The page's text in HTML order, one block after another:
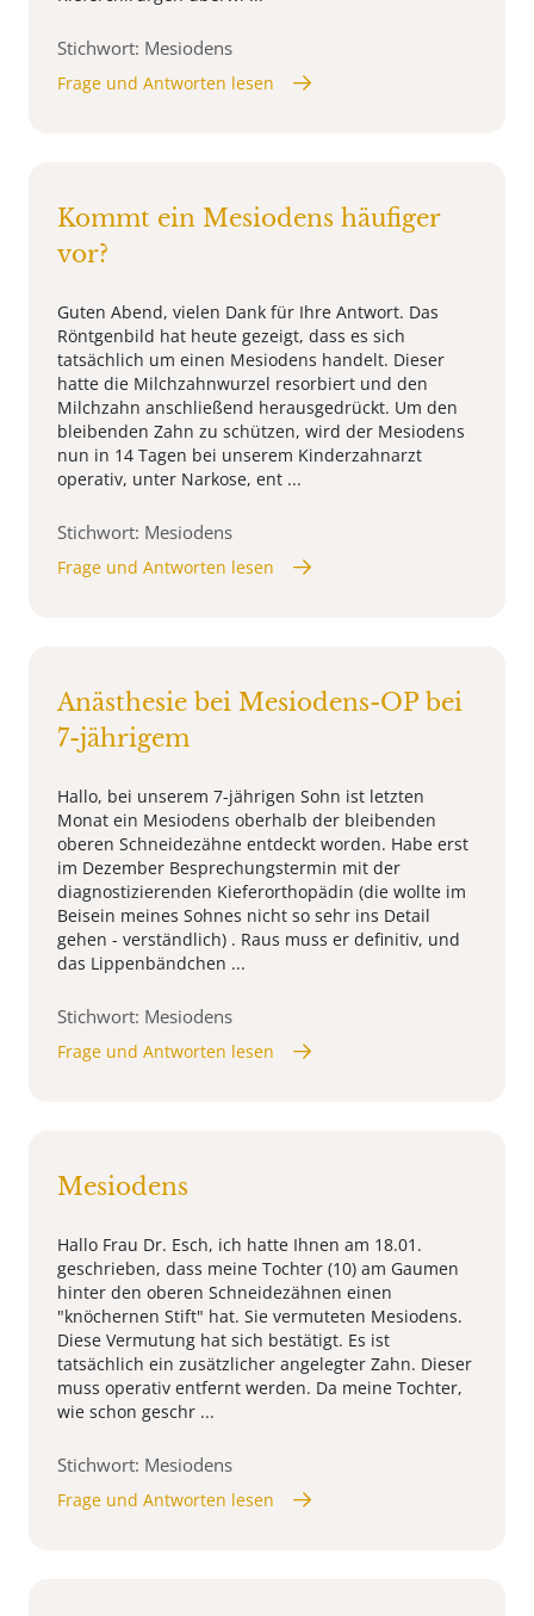
Stichwort: Mesiodens
Frage und Antworten lesen
Kommt ein Mesiodens häufiger
vor?
Guten Abend, vielen Dank für Ihre Antwort. Das
Röntgenbild hat heute gezeigt, dass es sich
tatsächlich um einen Mesiodens handelt. Dieser
hatte die Milchzahnwurzel resorbiert und den
Milchzahn anschließend herausgedrückt. Um den
bleibenden Zahn zu schützen, wird der Mesiodens
nun in 14 Tagen bei unserem Kinderzahnarzt
operativ, unter Narkose, ent ...
Stichwort: Mesiodens
Frage und Antworten lesen
Anästhesie bei Mesiodens-OP bei
7-jährigem
Hallo, bei unserem 7-jährigen Sohn ist letzten
Monat ein Mesiodens oberhalb der bleibenden
oberen Schneidezähne entdeckt worden. Habe erst
im Dezember Besprechungstermin mit der
diagnostizierenden Kieferorthopädin (die wollte im
Beisein meines Sohnes nicht so sehr ins Detail
gehen - verständlich) . Raus muss er definitiv, und
das Lippenbändchen ...
Stichwort: Mesiodens
Frage und Antworten lesen
Mesiodens
Hallo Frau Dr. Esch, ich hatte Ihnen am 18.01.
geschrieben, dass meine Tochter (10) am Gaumen
hinter den oberen Schneidezähnen einen
"knöchernen Stift" hat. Sie vermuteten Mesiodens.
Diese Vermutung hat sich bestätigt. Es ist
tatsächlich ein zusätzlicher angelegter Zahn. Dieser
muss operativ entfernt werden. Da meine Tochter,
wie schon geschr ...
Stichwort: Mesiodens
Frage und Antworten lesen